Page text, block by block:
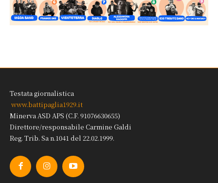
Testata giornalistica
www.battipaglia1929.it
Minerva ASD APS (C.F. 91076630655)
Direttore/responsabile Carmine Galdi
Reg. Trib. Sa n.1041 del 22.02.1999.